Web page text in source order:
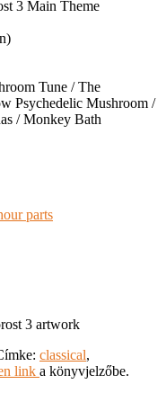
3 Main Theme
Tune / The
Psychedelic Mushroom /
/ Monkey Bath
parts
classical,
link a könyvjelzőbe.